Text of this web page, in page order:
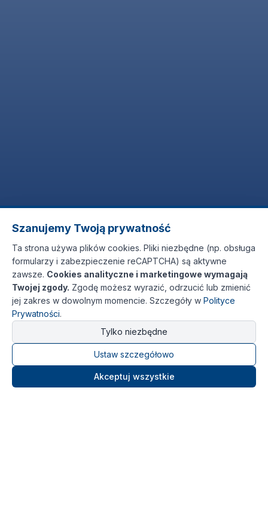
Szanujemy Twoją prywatność
Ta strona używa plików cookies. Pliki niezbędne (np. obsługa
formularzy i zabezpieczenie reCAPTCHA) są aktywne
zawsze. Cookies analityczne i marketingowe wymagają
Twojej zgody. Zgodę możesz wyrazić, odrzucić lub zmienić
jej zakres w dowolnym momencie. Szczegóły w Polityce
Prywatności.
Tylko niezbędne
Ustaw szczegółowo
Akceptuj wszystkie